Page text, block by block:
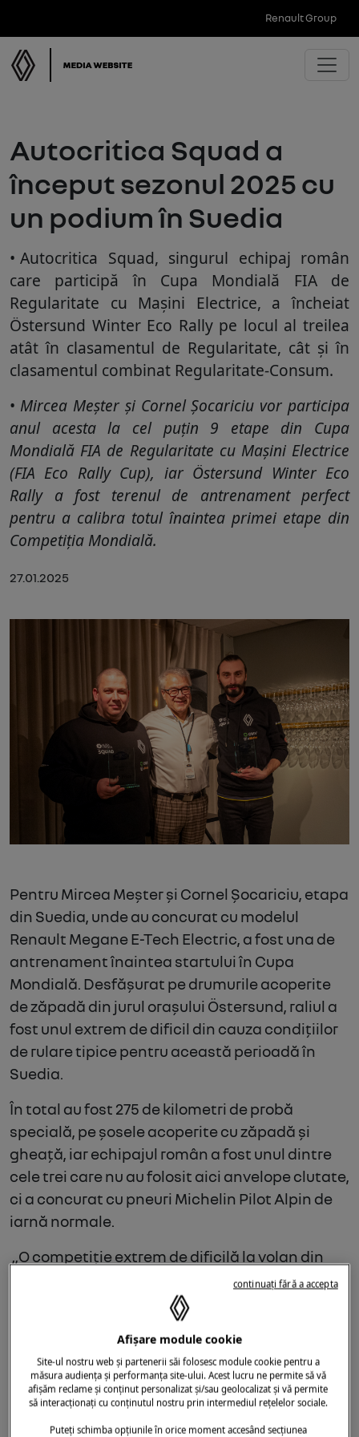
Renault Group
Autocritica Squad a
început sezonul 2025 cu
un podium în Suedia
Autocritica Squad, singurul echipaj român
care participă în Cupa Mondială FIA de
Regularitate cu Mașini Electrice, a încheiat
Östersund Winter Eco Rally pe locul al treilea
atât în clasamentul de Regularitate, cât și în
clasamentul combinat Regularitate-Consum.
Mircea Meșter și Cornel Șocariciu vor participa
anul acesta la cel puțin 9 etape din Cupa
Mondială FIA de Regularitate cu Mașini Electrice
(FIA Eco Rally Cup), iar Östersund Winter Eco
Rally a fost terenul de antrenament perfect
pentru a calibra totul înaintea primei etape din
Competiția Mondială.
27.01.2025
Pentru Mircea Meșter și Cornel Șocariciu, etapa
din Suedia, unde au concurat cu modelul
Renault Megane E-Tech Electric, a fost una de
antrenament înaintea startului în Cupa
Mondială. Desfășurat pe drumurile acoperite
de zăpadă din jurul orașului Östersund, raliul a
fost unul extrem de dificil din cauza condițiilor
de rulare tipice pentru această perioadă în
Suedia.
În total au fost 275 de kilometri de probă
specială, pe șosele acoperite cu zăpadă și
gheață, iar echipajul român a fost unul dintre
cele trei care nu au folosit aici anvelope clutate,
ci a concurat cu pneuri Michelin Pilot Alpin de
iarnă normale.
„O competiție extrem de dificilă la volan din
cauza suprafeței cu aderență scăzută pe tot
parcursul celor două zile de concurs: gheață
ascunsă sub zăpadă și multe viraje la 90 de
grade pe care am fost nevoiți să păstrăm atât
trasa, cât și viteza constantă pentru a nu devia
de la viteza de rulare obligatorie și de la timpii
a spus Mircea Meșter, pilotul Autocritica
Afișare module cookie
Site-ul nostru web și partenerii săi folosesc module cookie pentru a
măsura audiența și performanța site-ului. Acest lucru ne permite să vă
afișăm reclame și conținut personalizat și/sau geolocalizat și vă permite
să interacționați cu conținutul nostru prin intermediul rețelelor sociale.
Puteți schimba opțiunile în orice moment accesând secțiunea
continuați fără a accepta